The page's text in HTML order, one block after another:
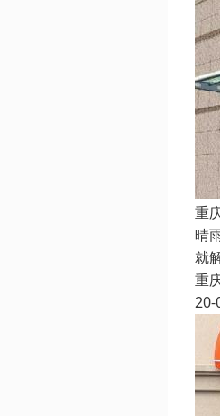
重
晴
就
重
20-